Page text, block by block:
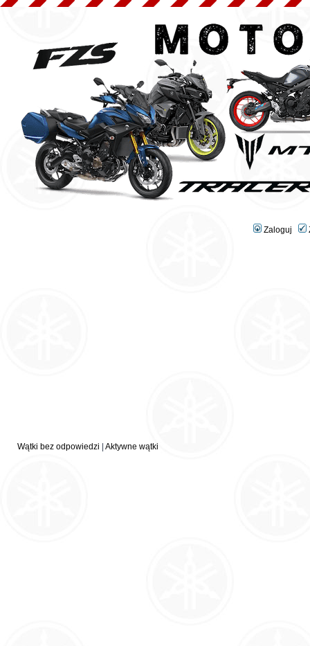
Zaloguj
Wątki bez odpowiedzi Aktywne wątki